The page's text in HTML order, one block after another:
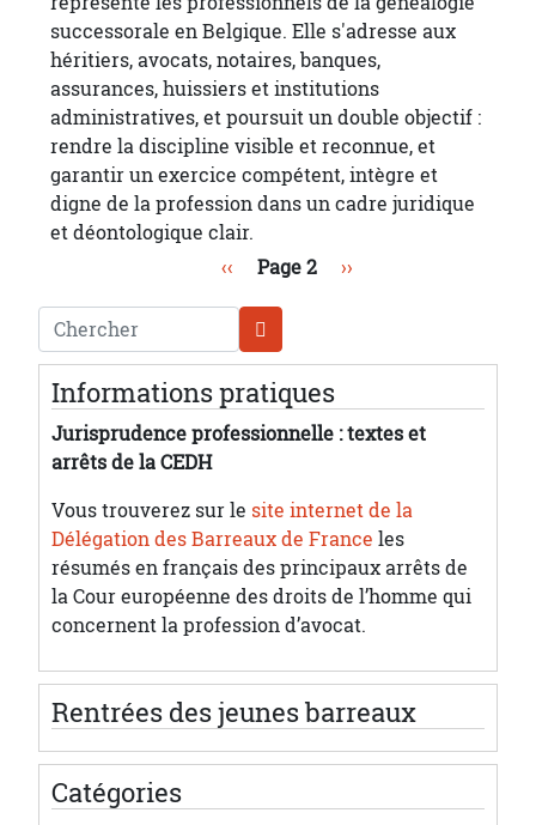
successorale en Belgique. Elle s'adresse aux
héritiers, avocats, notaires, banques,
assurances, huissiers et institutions
administratives, et poursuit un double objectif :
rendre la discipline visible et reconnue, et
garantir un exercice compétent, intègre et
digne de la profession dans un cadre juridique
et déontologique clair.
Page précédente
‹‹ Page 2 Page suivante
››
Chercher
Informations pratiques
Jurisprudence professionnelle : textes et
arrêts de la CEDH
Vous trouverez sur le site internet de la
Délégation des Barreaux de France les
résumés en français des principaux arrêts de
la Cour européenne des droits de l’homme qui
concernent la profession d’avocat.
Rentrées des jeunes barreaux
Catégories